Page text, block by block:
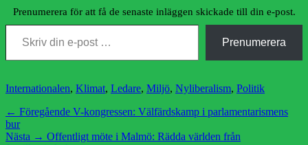
Prenumerera för att få de senaste inläggen skickade till din e-post.
Skriv din e-post …
Prenumerera
Kategorier
Internationalen, Klimat, Ledare, Miljö, Nyliberalism, Politik
Inläggsnavigering
← Föregående Föregående
V-kongressen: Välfärdskamp i parlamentarismens
bur
Nästa → Nästa
Offentligt möte i Malmö: Rädda världen från